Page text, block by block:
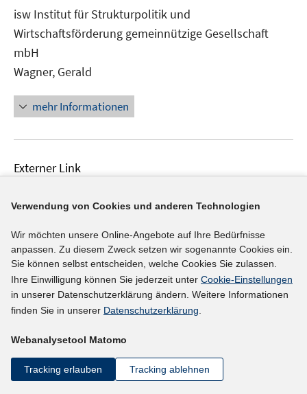
öffnen
isw Institut für Strukturpolitik und
Wirtschaftsförderung gemeinnützige Gesellschaft
mbH
Wagner, Gerald
mehr Informationen
Externer Link
Hartz-Kommission sowie des Zweistufenplans der
Bundesregierung, Vorstudie 1
In
neuem
Fenster
öffnen
(01.08.2003)
Institut für Sozialforschung und Gesellschaftspolitik
Apel, Helmut, Dr.
mehr Informationen
Externer Link
Verwendung von Cookies und anderen Technologien
Wir möchten unsere Online-Angebote auf Ihre Bedürfnisse
anpassen. Zu diesem Zweck setzen wir sogenannte Cookies ein.
Sie können selbst entscheiden, welche Cookies Sie zulassen.
Ihre Einwilligung können Sie jederzeit unter Cookie-Einstellungen
in unserer Datenschutzerklärung ändern. Weitere Informationen
finden Sie in unserer Datenschutzerklärung.
Webanalysetool Matomo
Tracking erlauben Tracking ablehnen